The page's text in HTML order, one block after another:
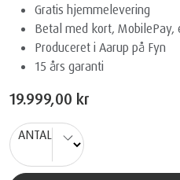
Gratis hjemmelevering
Betal med kort, MobilePay,
Produceret i Aarup på Fyn
15 års garanti
19.999,00 kr
ANTAL